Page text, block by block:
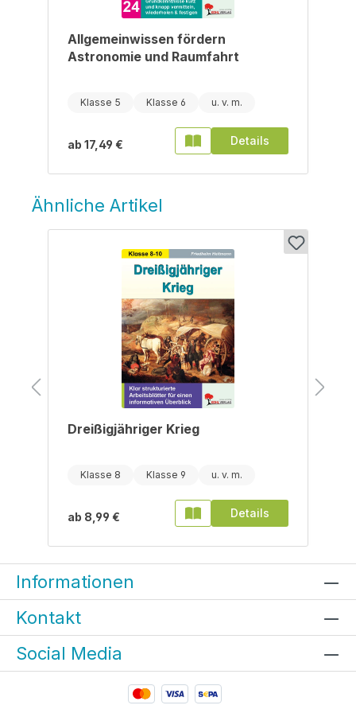
Allgemeinwissen fördern
Astronomie und Raumfahrt
Klasse 5 Klasse 6
ab 17,49 € Details
Ähnliche Artikel
Dreißigjähriger Krieg
Klasse 8 Klasse 9
ab 8,99 € Details
Informationen
Kontakt
Social Media